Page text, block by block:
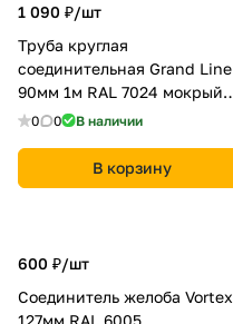
1 090 ₽/шт
Труба круглая
соединительная Grand Line
90мм 1м RAL 7024 мокрый
асфальт
0 0 В наличии
В корзину
600 ₽/шт
Соединитель желоба Vortex
127мм RAL 6005